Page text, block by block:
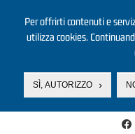
Per offrirti contenuti e
utilizza cookies.
SÌ, AUTORIZZO